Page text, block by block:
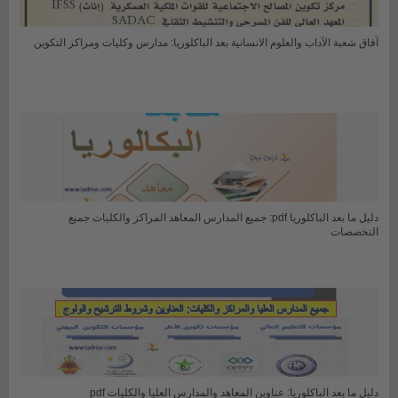
آفاق شعبة الآداب والعلوم الانسانية بعد الباكلوريا: مدارس وكليات ومراكز التكوين
دليل ما بعد الباكلوريا pdf: جميع المدارس المعاهد المراكز والكليات جميع
التخصصات
دليل ما بعد الباكلوريا: عناوين المعاهد والمدارس العليا والكليات pdf